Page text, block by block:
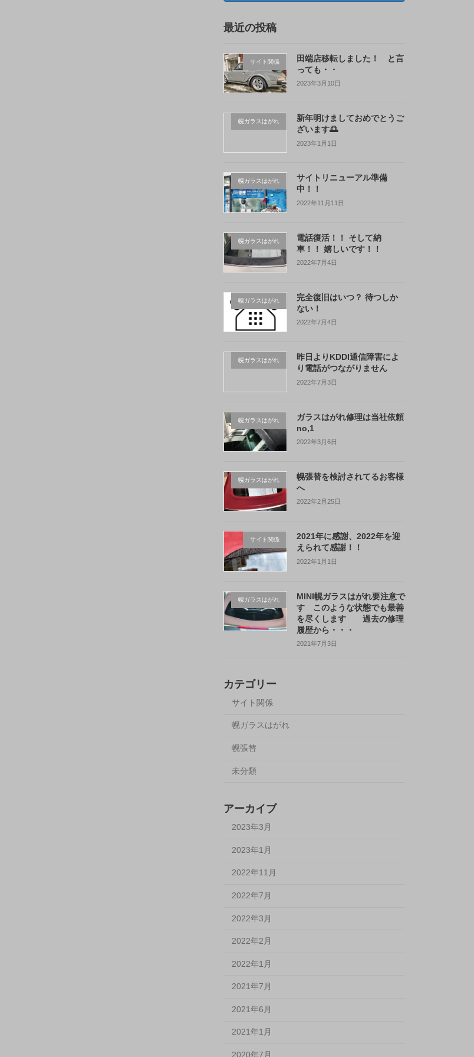
最近の投稿
サイト関係
田端店移転しました！ と言
っても・・
2023年3月10日
幌ガラスはがれ
新年明けましておめでとうご
ざいます🌅
2023年1月1日
幌ガラスはがれ
サイトリニューアル準備
中！！
2022年11月11日
幌ガラスはがれ
電話復活！！ そして納
車！！ 嬉しいです！！
2022年7月4日
幌ガラスはがれ
完全復旧はいつ？ 待つしか
ない！
2022年7月4日
幌ガラスはがれ
昨日よりKDDI通信障害によ
り電話がつながりません
2022年7月3日
幌ガラスはがれ
ガラスはがれ修理は当社依頼
no,1
2022年3月6日
幌ガラスはがれ
幌張替を検討されてるお客様
へ
2022年2月25日
サイト関係
2021年に感謝、2022年を迎
えられて感謝！！
2022年1月1日
幌ガラスはがれ
MINI幌ガラスはがれ要注意で
す このような状態でも最善
を尽くします 過去の修理
履歴から・・・
2021年7月3日
カテゴリー
サイト関係
幌ガラスはがれ
幌張替
未分類
アーカイブ
2023年3月
2023年1月
2022年11月
2022年7月
2022年3月
2022年2月
2022年1月
2021年7月
2021年6月
2021年1月
2020年7月